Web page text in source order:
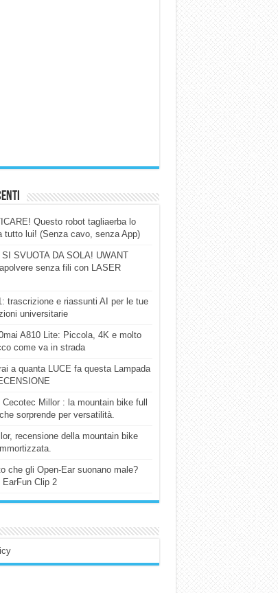
Questo robot tagliaerba lo
tutto lui! (Senza cavo, senza App)
SVUOTA DA SOLA! UWANT
senza fili con LASER
trascrizione e riassunti AI per le tue
universitarie
A810 Lite: Piccola, 4K e molto
come va in strada
a quanta LUCE fa questa Lampada
Cecotec Millor : la mountain bike full
sorprende per versatilità.
recensione della mountain bike
che gli Open-Ear suonano male?
EarFun Clip 2